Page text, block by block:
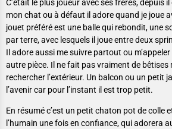
C’était le plus joueur avec ses frères, depuis
mon chat ou à défaut il adore quand je joue
jouet préféré est une balle qui rebondit, une
par terre, avec lesquels il joue entre deux
Il adore aussi me suivre partout ou
autre pièce. Il ne fait pas vraiment de bêtises
rechercher l’extérieur. Un balcon ou un petit
l’avenir car pour l’instant il est trop petit.
En résumé c’est un petit chaton pot de colle
l’humain une fois en confiance, qui adorera